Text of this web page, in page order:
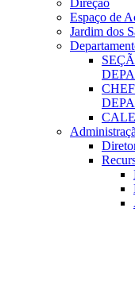
Direção
Espaço de
Jardim dos